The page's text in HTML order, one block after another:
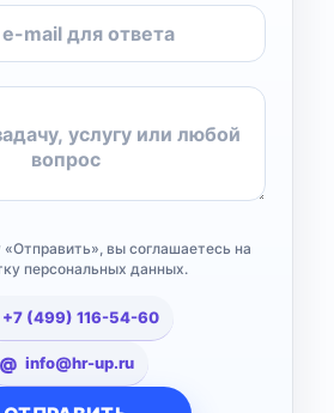
вы соглашаетесь на
персональных данных.
+7 (499) 116-54-60
info@hr-up.ru